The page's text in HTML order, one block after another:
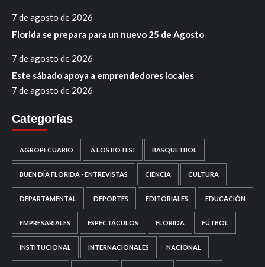
7 de agosto de 2026
Florida se prepara para un nuevo 25 de Agosto
7 de agosto de 2026
Este sábado apoya a emprendedores locales
7 de agosto de 2026
Categorías
AGROPECUARIO A LOS BOTES! BASQUETBOL
BUEN DÍA FLORIDA - ENTREVISTAS CIENCIA CULTURA
DEPARTAMENTAL DEPORTES EDITORIALES EDUCACIÓN
EMPRESARIALES ESPECTÁCULOS FLORIDA FÚTBOL
INSTITUCIONAL INTERNACIONALES NACIONAL